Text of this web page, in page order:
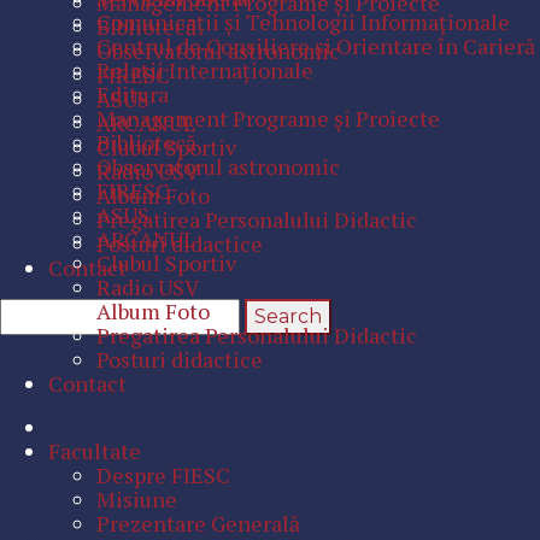
Bibliotecă
Observatorul astronomic
FIRESC
ASUS
ARCANUL
Clubul Sportiv
Radio USV
Album Foto
Pregatirea Personalului Didactic
Posturi didactice
Contact
Comunicaţii şi Tehnologii Informaţionale
Centrul de Consiliere şi Orientare în Carieră
Relaţii Internaţionale
Editura
Management Programe şi Proiecte
Bibliotecă
Observatorul astronomic
FIRESC
ASUS
ARCANUL
Clubul Sportiv
Radio USV
Album Foto
Pregatirea Personalului Didactic
Posturi didactice
Contact
Facultate
Despre FIESC
Misiune
Prezentare Generală